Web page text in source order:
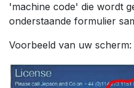
'machine code' die wordt
onderstaande formulier
Voorbeeld van uw scherm: